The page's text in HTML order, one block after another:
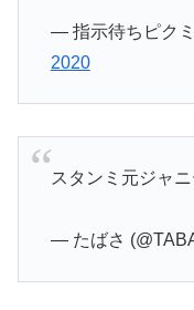
— 指示待ちピク
2020
スタンミ元ジャ
— たばさ